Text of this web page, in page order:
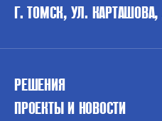
Г. ТОМСК, УЛ.
РЕШЕНИЯ
ПРОЕКТЫ И НОВОСТИ